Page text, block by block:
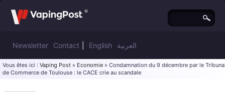
Newsletter Contact English العربية
Vous êtes ici : Vaping Post » Economie » Condamnation du 9 décembre par le
de Commerce de Toulouse : le CACE crie au scandale